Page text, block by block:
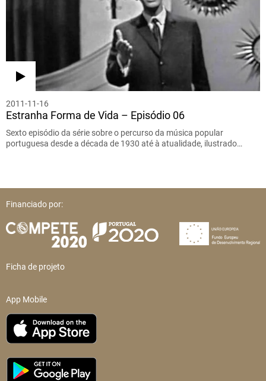
2011-11-16
Estranha Forma de Vida – Episódio 06
Sexto episódio da série sobre o percurso da música popular
portuguesa desde a década de 1930 até à atualidade, ilustrado…
Financiado por:
Ficha de projeto
App Mobile